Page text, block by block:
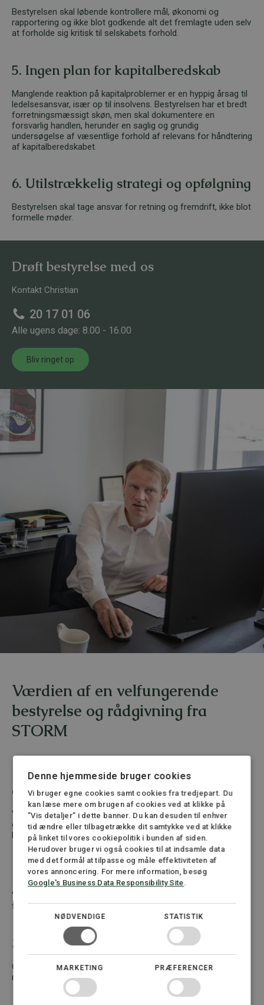
Bestyrelsen skal løbende kontrollere mål, økonomi og
rapportering og ikke blot godkende alt det fremlagte uden selv
at forholde sig kritisk til selskabets forhold.
5. Ingen plan for kapitalberedskab
Manglende reaktion på kapitalproblemer er en hyppig årsag til
ledelsesansvar, især op til insolvens. Bestyrelsen har et bredt
forretningsmæssigt skøn, men skal dokumentere en
forsvarlig handlen, herunder en saglig og grundig
undersøgelse af væsentlige forhold af relevans for håndtering
af kapitalberedskabet.
6. Utilstrækkelig strategi og opfølgning
Bestyrelsen skal tage ansvar for retning og fremdrift, ikke blot
formelle møder.
Drøft bestyrelse med os
Kontakt Christian
20 17 01 06
Alle ugens dage: 8.00 - 16.00
Bliv ringet op
Værdien af en velfungerende
bestyrelse og rådgivning fra
STORM
1. Professionel governance og
dokumentation
Vi sikrer beslutningsgrundlag, referater, forretningsorden og
governance-modeller, der beskytter både selskabet og
bestyrelsesmedlemmerne.
2. Klarhed over risici
Vi gennemgår jura, kontrakter, kapitalforhold og økonomiske
forpligtelser og gør risici konkrete og håndterbare.
3. Bedre samarbejde med direktionen
Gode instrukser, tydelige roller og klare processer skaber en
mere effektiv ledelse.
Denne hjemmeside bruger cookies
Vi bruger egne cookies samt cookies fra tredjepart. Du
kan læse mere om brugen af cookies ved at klikke på
”Vis detaljer” i dette banner. Du kan desuden til enhver
tid ændre eller tilbagetrække dit samtykke ved at klikke
på linket til vores cookiepolitik i bunden af siden.
Herudover bruger vi også cookies til at indsamle data
med det formål at tilpasse og måle effektiviteten af
vores annoncering. For mere information, besøg
Google's Business Data Responsibility Site.
NØDVENDIGE STATISTIK
MARKETING PRÆFERENCER